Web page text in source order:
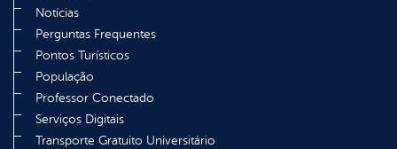
Notícias
Perguntas Frequentes
Pontos Turísticos
População
Professor Conectado
Serviços Digitais
Transporte Gratuito Universitário